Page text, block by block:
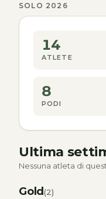
SOLO 2026
14
ATLETE
8
PODI
Ultima
Nessuna atleta di
Gold(2)